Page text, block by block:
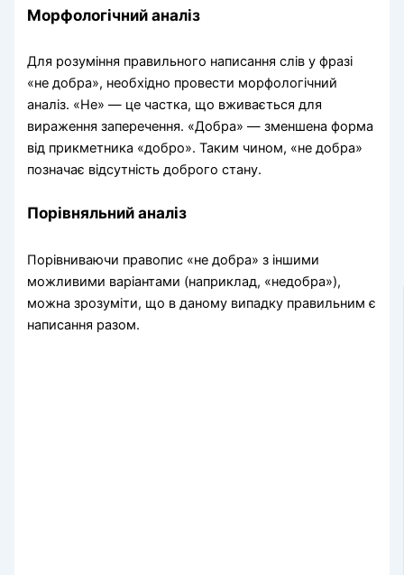
Морфологічний аналіз
Для розуміння правильного написання слів у фразі
«не добра», необхідно провести морфологічний
аналіз. «Не» — це частка, що вживається для
вираження заперечення. «Добра» — зменшена форма
від прикметника «добро». Таким чином, «не добра»
позначає відсутність доброго стану.
Порівняльний аналіз
Порівниваючи правопис «не добра» з іншими
можливими варіантами (наприклад, «недобра»),
можна зрозуміти, що в даному випадку правильним є
написання разом.